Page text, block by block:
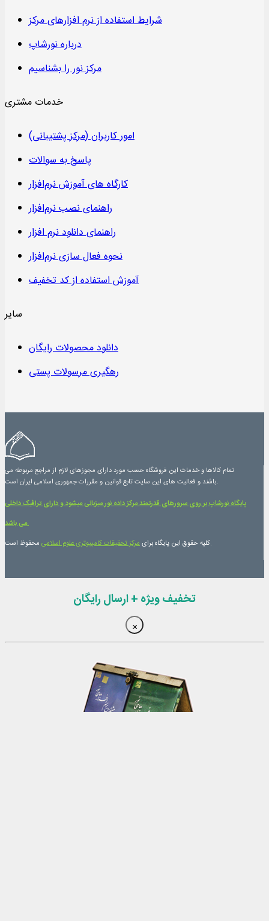
شرایط استفاده از نرم افزارهای مرکز
درباره نورشاپ
مرکز نور را بشناسیم
خدمات مشتری
امور کاربران (مرکز پشتیبانی)
پاسخ به سوالات
کارگاه های آموزش نرم‌افزار
راهنمای نصب نرم‌افزار
راهنمای دانلود نرم افزار
نحوه فعال سازی نرم‌افزار
آموزش استفاده از کد تخفیف
سایر
دانلود محصولات رایگان
رهگیری مرسولات پستی
تمام کالاها و خدمات این فروشگاه حسب مورد دارای مجوزهای لازم از مراجع مربوطه می
باشند و فعالیت های این سایت تابع قوانین و مقررات جمهوری اسلامی ایران است.
پایگاه نورشاپ بر روی سرورهای قدرتمند مرکز داده نور میزبانی میشود و دارای ترافیک داخلی
می باشد.
کلیه حقوق این پایگاه برایمرکز تحقیقات کامپیوتری علوم اسلامی محفوظ است.
تخفیف ویژه + ارسال رایگان
×